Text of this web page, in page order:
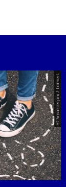
© Smarterpix / tomert